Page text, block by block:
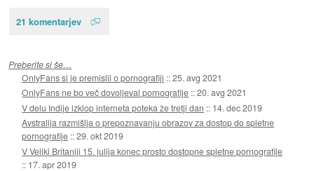
21 komentarjev
Preberite si še…
OnlyFans si je premislil o pornografiji ::25. avg 2021
OnlyFans ne bo več dovoljeval pornografije ::20. avg 2021
V delu Indije izklop interneta poteka že tretji dan :: 14. dec 2019
Avstralija razmišlja o prepoznavanju obrazov za dostop do spletne
pornografije ::29. okt 2019
V Veliki Britaniji 15. julija konec prosto dostopne spletne pornografije
:: 17. apr 2019